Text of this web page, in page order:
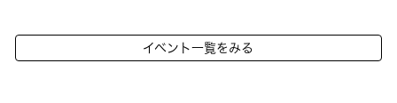
イベント一覧をみる